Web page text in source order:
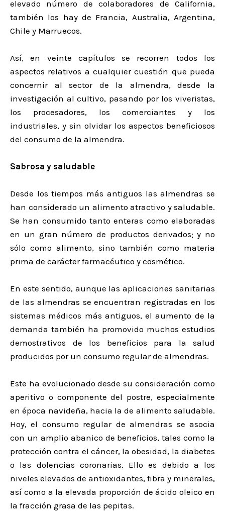
elevado número de colaboradores de California,
también los hay de Francia, Australia, Argentina,
Chile y Marruecos.
Así, en veinte capítulos se recorren todos los
aspectos relativos a cualquier cuestión que pueda
concernir al sector de la almendra, desde la
investigación al cultivo, pasando por los viveristas,
los procesadores, los comerciantes y los
industriales, y sin olvidar los aspectos beneficiosos
del consumo de la almendra.
Sabrosa y saludable
Desde los tiempos más antiguos las almendras se
han considerado un alimento atractivo y saludable.
Se han consumido tanto enteras como elaboradas
en un gran número de productos derivados; y no
sólo como alimento, sino también como materia
prima de carácter farmacéutico y cosmético.
En este sentido, aunque las aplicaciones sanitarias
de las almendras se encuentran registradas en los
sistemas médicos más antiguos, el aumento de la
demanda también ha promovido muchos estudios
demostrativos de los beneficios para la salud
producidos por un consumo regular de almendras.
Este ha evolucionado desde su consideración como
aperitivo o componente del postre, especialmente
en época navideña, hacia la de alimento saludable.
Hoy, el consumo regular de almendras se asocia
con un amplio abanico de beneficios, tales como la
protección contra el cáncer, la obesidad, la diabetes
o las dolencias coronarias. Ello es debido a los
niveles elevados de antioxidantes, fibra y minerales,
así como a la elevada proporción de ácido oleico en
la fracción grasa de las pepitas.